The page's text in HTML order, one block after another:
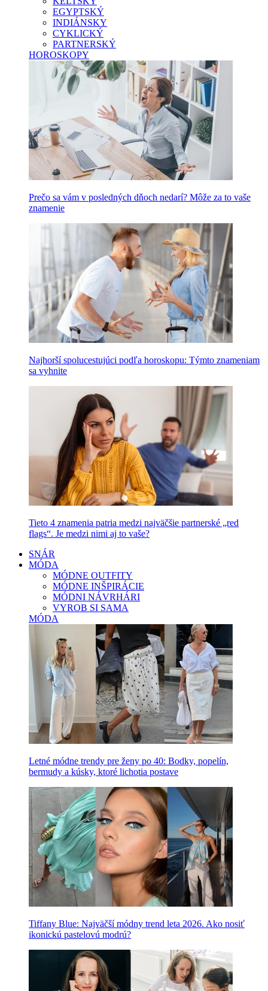
EGYPTSKÝ
INDIÁNSKY
CYKLICKÝ
PARTNERSKÝ
HOROSKOPY
Prečo sa vám v posledných dňoch nedarí? Môže za to vaše
znamenie
Najhorší spolucestujúci podľa horoskopu: Týmto znameniam
sa vyhnite
Tieto 4 znamenia patria medzi najväčšie partnerské „red
flags“. Je medzi nimi aj to vaše?
SNÁR
MÓDA
MÓDNE OUTFITY
MÓDNE INŠPIRÁCIE
MÓDNI NÁVRHÁRI
VYROB SI SAMA
MÓDA
Letné módne trendy pre ženy po 40: Bodky, popelín,
bermudy a kúsky, ktoré lichotia postave
Tiffany Blue: Najväčší módny trend leta 2026. Ako nosiť
ikonickú pastelovú modrú?